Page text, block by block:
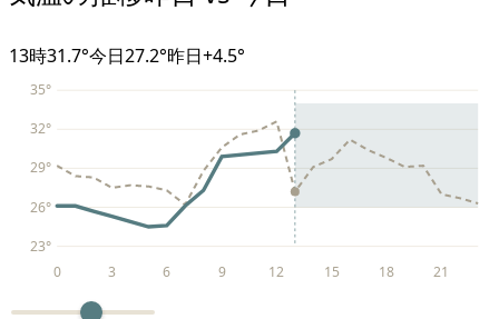
13時31.7°今日27.2°昨日+4.5°
23°
26°
29°
32°
35°
0 3 6 9 12 15 18 21